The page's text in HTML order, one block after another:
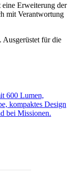
Erweiterung der
mit Verantwortung
Ausgerüstet für die